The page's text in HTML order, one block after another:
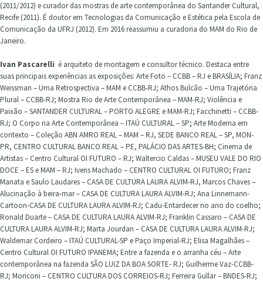
(2011/2012) e curador das mostras de arte contemporânea do Santander Cultural,
Recife (2011). É doutor em Tecnologias da Comunicação e Estética pela Escola de
Comunicação da UFRJ (2012). Em 2016 reassumiu a curadoria do MAM do Rio de
Janeiro.
Ivan Pascarelli é arquiteto de montagem e consultor técnico. Destaca entre
suas principais experiências as exposições: Arte Foto – CCBB – RJ e BRASÍLIA; Franz
Weissman – Uma Retrospectiva – MAM e CCBB-RJ; Athos Bulcão – Uma Trajetória
Plural – CCBB-RJ; Mostra Rio de Arte Contemporânea – MAM-RJ; Violência e
Paixão – SANTANDER CULTURAL – PORTO ALEGRE e MAM-RJ; Facchinetti – CCBB-
RJ; O Corpo na Arte Contemporânea – ITAÚ CULTURAL – SP; Arte Moderna em
contexto – Coleção ABN AMRO REAL – MAM – RJ, SEDE BANCO REAL – SP, MON-
PR, CENTRO CULTURAL BANCO REAL – PE, PALÁCIO DAS ARTES-BH; Cinema de
Artistas – Centro Cultural OI FUTURO – RJ; Waltercio Caldas – MUSEU VALE DO RIO
DOCE – ES e MAM – RJ; Ivens Machado – CENTRO CULTURAL OI FUTURO; Franz
Manata e Saulo Laudares – CASA DE CULTURA LAURA ALVIM-RJ, Marcos Chaves –
Alucinação à beira-mar – CASA DE CULTURA LAURA ALVIM-RJ; Ana Linnemann-
Cartoon-CASA DE CULTURA LAURA ALVIM-RJ; Cadu-Entardecer no ano do coelho;
Ronald Duarte – CASA DE CULTURA LAURA ALVIM-RJ; Franklin Cassaro – CASA DE
CULTURA LAURA ALVIM-RJ; Marta Jourdan – CASA DE CULTURA LAURA ALVIM-RJ;
Waldemar Cordeiro – ITAÚ CULTURAL-SP e Paço Imperial-RJ; Elisa Magalhães –
Centro Cultural OI FUTURO IPANEMA; Entre a fazenda e o arranha céu – Arte
contemporânea na fazenda SÃO LUIZ DA BOA SORTE- RJ; Guilherme Vaz-CCBB-
RJ; Moriconi – CENTRO CULTURA DOS CORREIOS-RJ; Ferreira Gullar – BNDES-RJ;